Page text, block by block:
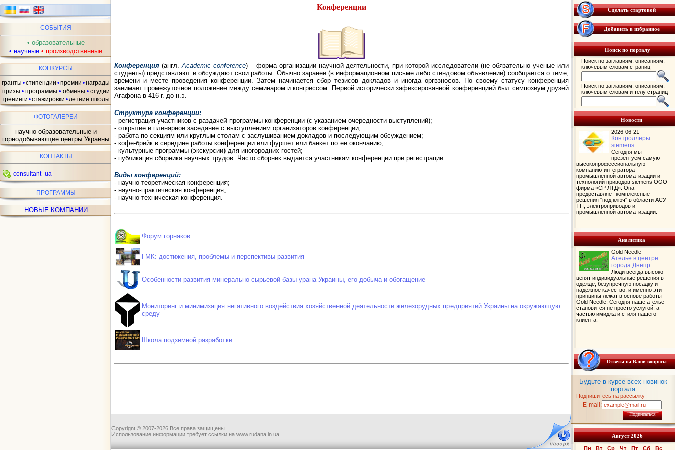
СОБЫТИЯ
• образовательные
• научные • производственные
КОНКУРСЫ
гранты •стипендии •премии •награды
призы • программы • обмены • студии
тренинги •стажировки •летние школы
ФОТОГАЛЕРЕИ
научно-образовательные и
горнодобывающие центры Украины
КОНТАКТЫ
consultant_ua
ПРОГРАММЫ
НОВЫЕ КОМПАНИИ
Конференции
Конференция (англ. Academic conference) – форма организации научной деятельности, при которой исследователи (не обязательно ученые или
студенты) представляют и обсуждают свои работы. Обычно заранее (в информационном письме либо стендовом объявлении) сообщается о теме,
времени и месте проведения конференции. Затем начинается сбор тезисов докладов и иногда оргвзносов. По своему статусу конференция
занимает промежуточное положение между семинаром и конгрессом. Первой исторически зафиксированной конференцией был симпозиум друзей
Агафона в 416 г. до н.э.
Структура конференции:
- регистрация участников с раздачей программы конференции (с указанием очередности выступлений);
- открытие и пленарное заседание с выступлением организаторов конференции;
- работа по секциям или круглым столам с заслушиванием докладов и последующим обсуждением;
- кофе-брейк в середине работы конференции или фуршет или банкет по ее окончанию;
- культурные программы (экскурсии) для иногородних гостей;
- публикация сборника научных трудов. Часто сборник выдается участникам конференции при регистрации.
Виды конференций:
- научно-теоретическая конференция;
- научно-практическая конференция;
- научно-техническая конференция.
Форум горняков
ГМК: достижения, проблемы и перспективы развития
Особенности развития минерально-сырьевой базы урана Украины, его добыча и обогащение
Мониторинг и минимизация негативного воздействия хозяйственной деятельности железорудных предприятий Украины на окружающую
среду
Школа подземной разработки
Copyrignt © 2007-2026 Все права защищены.
Использование информации требует ссылки на www.rudana.in.ua
Сделать стартовой
Добавить в избранное
Поиск по порталу
Поиск по заглавиям, описаниям,
ключевым словам страниц
Поиск по заглавиям, описаниям,
ключевым словам и телу страниц
Новости
2026-06-21
Контроллеры
siemens
Сегодня мы
презентуем самую
высокопрофессиональную
компанию-интегратора
промышленной автоматизации и
технологий приводов siemens ООО
фирма «СР ЛТД». Она
предоставляет комплексные
решения "под ключ" в области АСУ
ТП, электроприводов и
промышленной автоматизации.
Аналитика
Gold Needle
Ателье в центре
города Днепр
Люди всегда высоко
ценят индивидуальные решения в
одежде, безупречную посадку и
надежное качество, и именно эти
принципы лежат в основе работы
Gold Needle. Сегодня наше ателье
становится не просто услугой, а
частью имиджа и стиля нашего
клиента.
Ответы на Ваши вопросы
Будьте в курсе всех новинок
портала
Подпишитесь на рассылку
E-mail:
Подписаться
Август 2026
Пн Вт Ср Чт Пт Сб Вс